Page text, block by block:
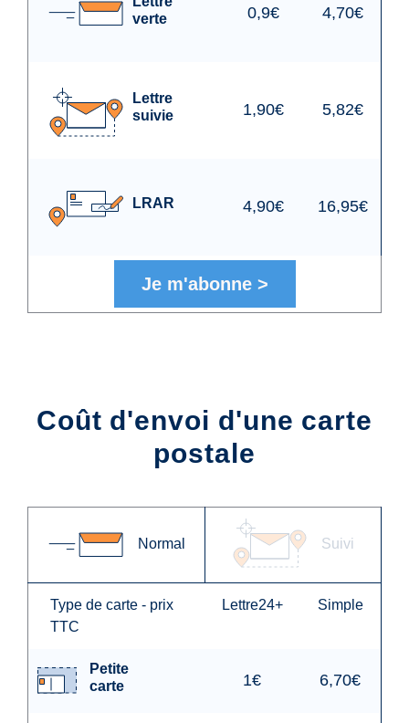
verte
0,9€ 4,70€
Lettre
suivie
1,90€ 5,82€
LRAR 4,90€ 16,95€
Je m'abonne>
Coût d'envoi d'une carte
postale
Normal Suivi
Type de carte - prix
TTC
Lettre24+ Simple
Petite
carte
1€ 6,70€